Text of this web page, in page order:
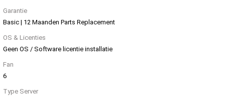
Garantie
Basic | 12 Maanden Parts Replacement
OS & Licenties
Geen OS / Software licentie installatie
Fan
6
Type Server